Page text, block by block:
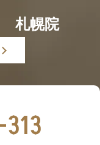
札幌院